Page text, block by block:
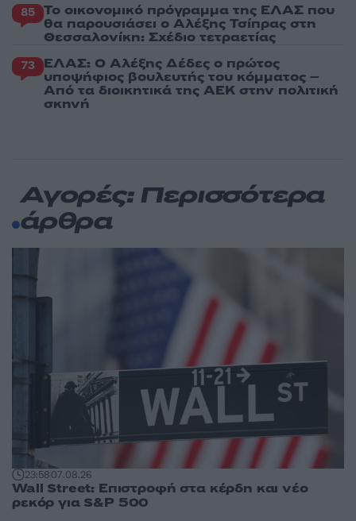
85 Το οικονομικό πρόγραμμα της ΕΛΑΣ που
θα παρουσιάσει ο Αλέξης Τσίπρας στη
Θεσσαλονίκη: Σχέδιο τετραετίας
73 ΕΛΑΣ: Ο Αλέξης Δέδες ο πρώτος
υποψήφιος βουλευτής του κόμματος –
Από τα διοικητικά της ΑΕΚ στην πολιτική
σκηνή
Αγορές: Περισσότερα
άρθρα
23:5807.08.26
Wall Street: Επιστροφή στα κέρδη και νέο
ρεκόρ για S&P 500